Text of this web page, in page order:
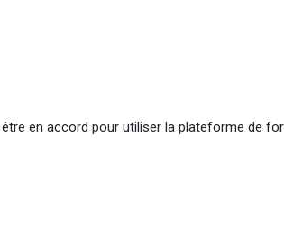
en accord pour utiliser la plateforme de